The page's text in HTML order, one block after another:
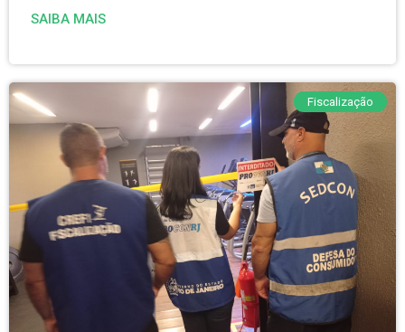
SAIBA MAIS
Fiscalização